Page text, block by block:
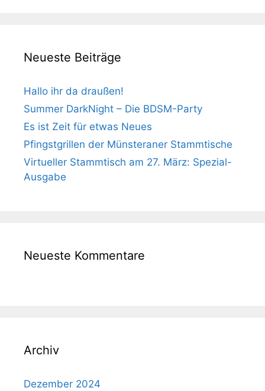
Neueste Beiträge
Hallo ihr da draußen!
Summer DarkNight – Die BDSM-Party
Es ist Zeit für etwas Neues
Pfingstgrillen der Münsteraner Stammtische
Virtueller Stammtisch am 27. März: Spezial-
Ausgabe
Neueste Kommentare
Archiv
Dezember 2024